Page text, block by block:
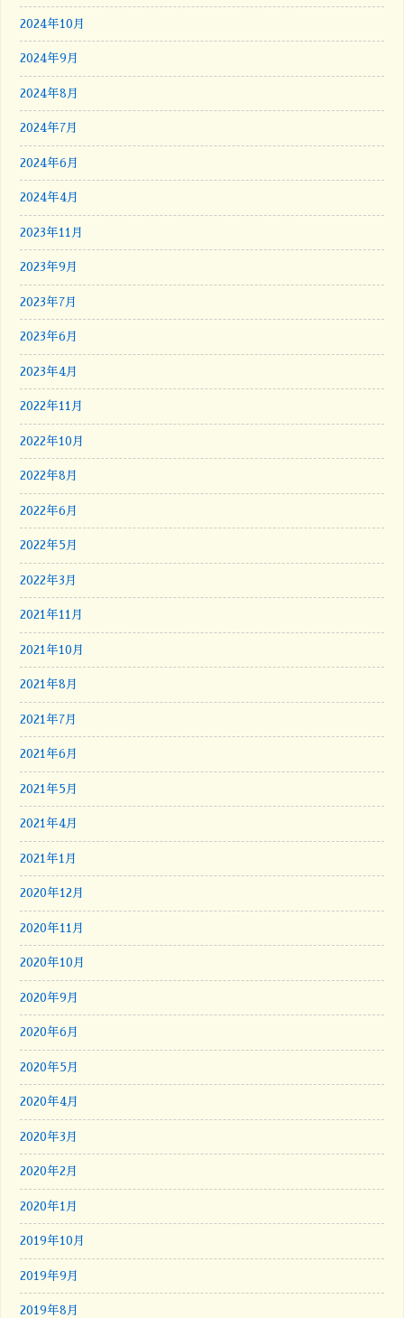
2024年10月
2024年9月
2024年8月
2024年7月
2024年6月
2024年4月
2023年11月
2023年9月
2023年7月
2023年6月
2023年4月
2022年11月
2022年10月
2022年8月
2022年6月
2022年5月
2022年3月
2021年11月
2021年10月
2021年8月
2021年7月
2021年6月
2021年5月
2021年4月
2021年1月
2020年12月
2020年11月
2020年10月
2020年9月
2020年6月
2020年5月
2020年4月
2020年3月
2020年2月
2020年1月
2019年10月
2019年9月
2019年8月